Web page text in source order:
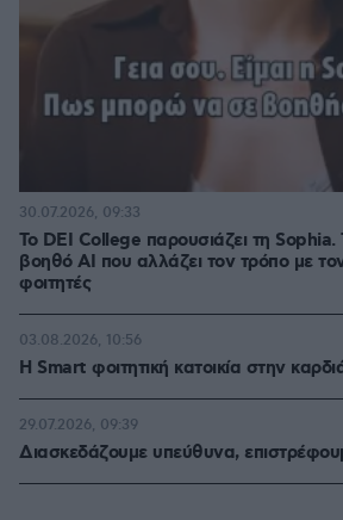
Το DEI College παρουσιάζει τη
βοηθό AI που αλλάζει τον τρόπο με
φοιτητές
30.07.2026, 09:33
Η Smart φοιτητική κατοικία στην
03.08.2026, 10:56
Διασκεδάζουμε υπεύθυνα,
29.07.2026, 09:39